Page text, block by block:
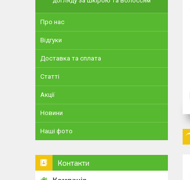
Про нас
Відгуки
Доставка та сплата
Статті
Акції
Новини
Наші фото
Контакти